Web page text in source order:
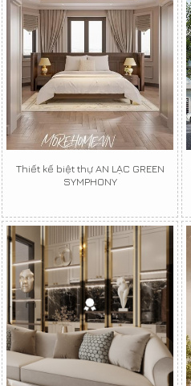
Thiết kế biệt thự AN LẠC GREEN
SYMPHONY